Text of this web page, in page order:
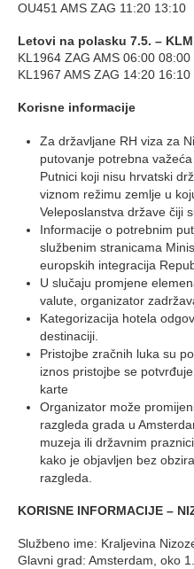
OU451 AMS ZAG 11:20 13:10
Letovi na polasku 7.5. –
KL1964 ZAG AMS 06:00 08:00
KL1967 AMS ZAG 14:20 16:10
Korisne informacije
Za državljane RH viza za
putovanje potrebna
Putnici koji nisu hrvatski
viznom režimu zemlje u
Veleposlanstva države čiji
Informacije o potrebnim
službenim stranicama
europskih integracija
U slučaju promjene
valute, organizator
Kategorizacija hotela
destinaciji.
Pristojbe zračnih luka su
iznos pristojbe se
karte
Organizator može
razgleda grada u
muzeja ili državnim
kako je objavljen bez
razgleda.
KORISNE INFORMACIJE –
Službeno ime: Kraljevina
Glavni grad: Amsterdam, oko